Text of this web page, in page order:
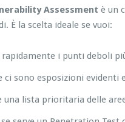
Assessment è un
È la scelta ideale se vuoi:
i punti deboli
ci sono esposizioni evidenti
una lista prioritaria delle